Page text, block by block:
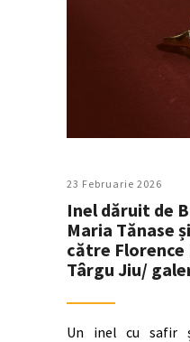
23 Februarie 2026
Inel dăruit de
Maria Tănase
către Florence
Târgu Jiu/
Un inel cu safir